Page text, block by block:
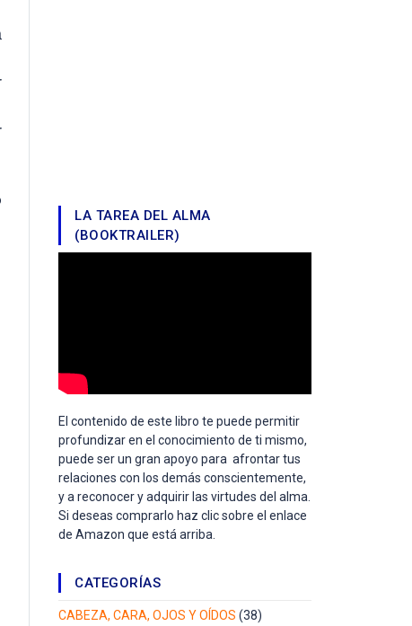
LA TAREA DEL ALMA
(BOOKTRAILER)
El contenido de este libro te puede permitir
profundizar en el conocimiento de ti mismo,
puede ser un gran apoyo para afrontar tus
relaciones con los demás conscientemente,
y a reconocer y adquirir las virtudes del alma.
Si deseas comprarlo haz clic sobre el enlace
de Amazon que está arriba.
CATEGORÍAS
CABEZA, CARA, OJOS Y OÍDOS (38)